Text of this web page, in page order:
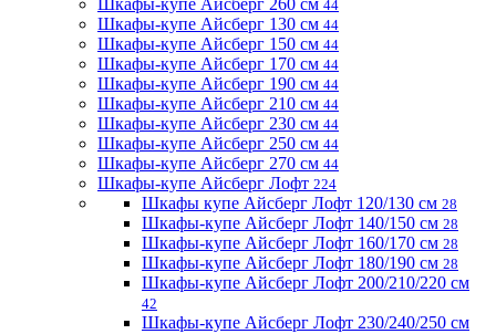
Шкафы-купе Айсберг 260 см 44
Шкафы-купе Айсберг 130 см 44
Шкафы-купе Айсберг 150 см 44
Шкафы-купе Айсберг 170 см 44
Шкафы-купе Айсберг 190 см 44
Шкафы-купе Айсберг 210 см 44
Шкафы-купе Айсберг 230 см 44
Шкафы-купе Айсберг 250 см 44
Шкафы-купе Айсберг 270 см 44
Шкафы-купе Айсберг Лофт 224
Шкафы купе Айсберг Лофт 120/130 см 28
Шкафы-купе Айсберг Лофт 140/150 см 28
Шкафы-купе Айсберг Лофт 160/170 см 28
Шкафы-купе Айсберг Лофт 180/190 см 28
Шкафы-купе Айсберг Лофт 200/210/220 см
42
Шкафы-купе Айсберг Лофт 230/240/250 см